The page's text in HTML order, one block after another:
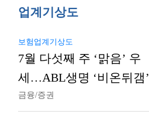
업계기상도
보험업계기상도
7월 다섯째 주 ‘맑음’ 우
세…ABL생명 ‘비온뒤갬’
금융/증권